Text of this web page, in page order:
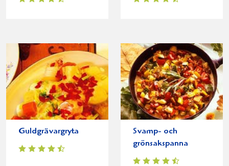
Guldgrävargryta
Svamp- och
grönsakspanna